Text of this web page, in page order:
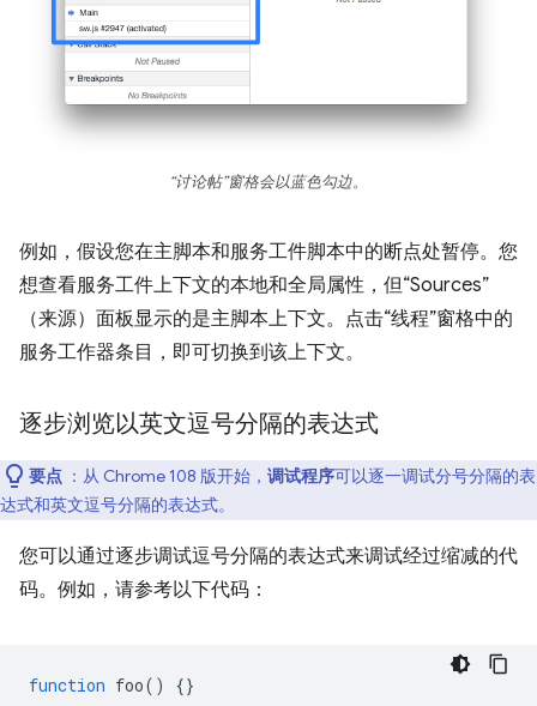
“讨论帖”窗格会以蓝色勾边。
例如，假设您在主脚本和服务工件脚本中的断点处暂停。您
想查看服务工件上下文的本地和全局属性，但“Sources”
（来源）面板显示的是主脚本上下文。点击“线程”窗格中的
服务工作器条目，即可切换到该上下文。
逐步浏览以英文逗号分隔的表达式
要点 ：从 Chrome 108 版开始， 调试程序可以逐一调试分号分隔的表
达式和英文逗号分隔的表达式。
您可以通过逐步调试逗号分隔的表达式来调试经过缩减的代
码。例如，请参考以下代码：
function foo() {}